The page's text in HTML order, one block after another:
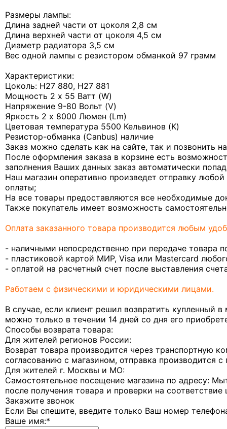
Размеры лампы:
Длина задней части от цоколя 2,8 см
Длина верхней части от цоколя 4,5 см
Диаметр радиатора 3,5 см
Вес одной лампы с резистором обманкой 97 грамм
Характеристики:
Цоколь: Н27 880, H27 881
Мощность 2 х 55 Ватт (W)
Напряжение 9-80 Вольт (V)
Яркость 2 х 8000 Люмен (Lm)
Цветовая температура 5500 Кельвинов (K)
Резистор-обманка (Canbus) наличие
Заказ можно сделать как на сайте, так и позвонить
После оформления заказа в корзине есть
заполнения Ваших данных заказ автоматически
Наш магазин оперативно произведет отправку
оплаты;
На все товары предоставляются все необходимые
Также покупатель имеет возможность
Оплата заказанного товара производится любым
- наличными непосредственно при передаче товара
- пластиковой картой МИР, Visa или Mastercard
- оплатой на расчетный счет после выставления
Работаем с физическими и юридическими лицами.
В случае, если клиент решил возвратить купленный
можно только в течении 14 дней со дня его
Способы возврата товара:
Для жителей регионов России:
Возврат товара производится через
согласованию с магазином, отправка производится
Для жителей г. Москвы и МО:
Самостоятельное посещение магазина по адресу:
после получения товара и проверки на соответствие
Закажите звонок
Если Вы спешите, введите только Ваш номер
Ваше имя:*